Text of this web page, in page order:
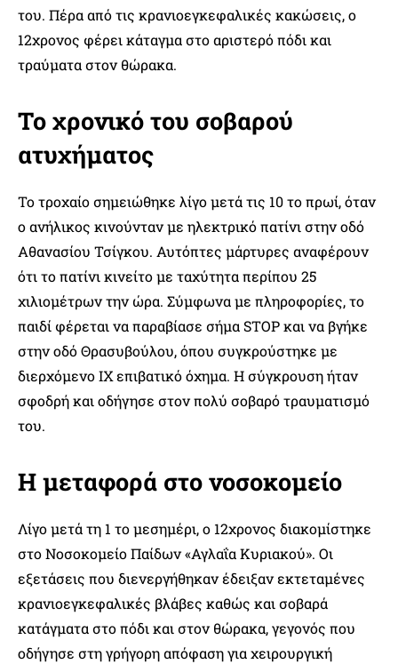
του. Πέρα από τις κρανιοεγκεφαλικές κακώσεις, ο
12χρονος φέρει κάταγμα στο αριστερό πόδι και
τραύματα στον θώρακα.
Το χρονικό του σοβαρού
ατυχήματος
Το τροχαίο σημειώθηκε λίγο μετά τις 10 το πρωί, όταν
ο ανήλικος κινούνταν με ηλεκτρικό πατίνι στην οδό
Αθανασίου Τσίγκου. Αυτόπτες μάρτυρες αναφέρουν
ότι το πατίνι κινείτο με ταχύτητα περίπου 25
χιλιομέτρων την ώρα. Σύμφωνα με πληροφορίες, το
παιδί φέρεται να παραβίασε σήμα STOP και να βγήκε
στην οδό Θρασυβούλου, όπου συγκρούστηκε με
διερχόμενο ΙΧ επιβατικό όχημα. Η σύγκρουση ήταν
σφοδρή και οδήγησε στον πολύ σοβαρό τραυματισμό
του.
Η μεταφορά στο νοσοκομείο
Λίγο μετά τη 1 το μεσημέρι, ο 12χρονος διακομίστηκε
στο Νοσοκομείο Παίδων «Αγλαΐα Κυριακού». Οι
εξετάσεις που διενεργήθηκαν έδειξαν εκτεταμένες
κρανιοεγκεφαλικές βλάβες καθώς και σοβαρά
κατάγματα στο πόδι και στον θώρακα, γεγονός που
οδήγησε στη γρήγορη απόφαση για χειρουργική